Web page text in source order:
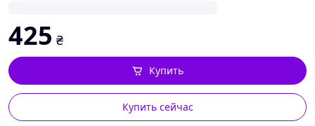
425 ₴
Купить сейчас
Купить